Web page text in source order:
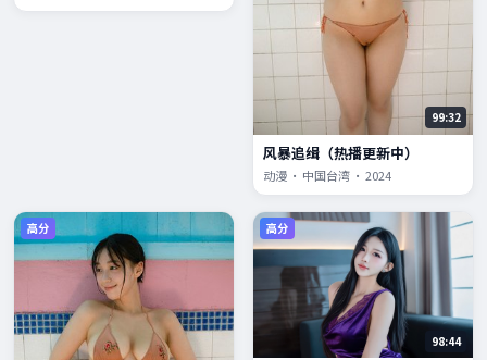
99:32
风暴追缉（热播更新中）
动漫 · 中国台湾 · 2024
高分 高分
98:44